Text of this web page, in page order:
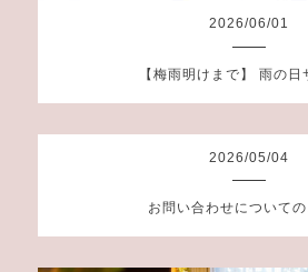
2026/06/01
【梅雨明けまで】 雨の日
2026/05/04
お問い合わせについて